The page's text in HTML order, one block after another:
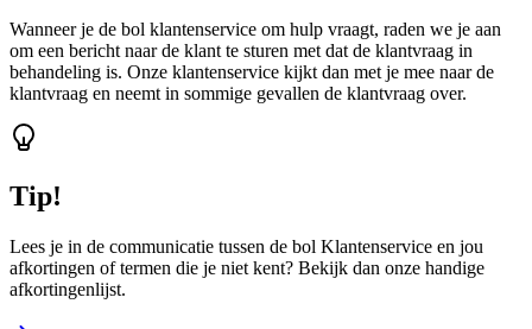
Wanneer je de bol klantenservice om hulp vraagt, raden we je aan
om een bericht naar de klant te sturen met dat de klantvraag in
behandeling is. Onze klantenservice kijkt dan met je mee naar de
klantvraag en neemt in sommige gevallen de klantvraag over.
Tip!
Lees je in de communicatie tussen de bol Klantenservice en jou
afkortingen of termen die je niet kent? Bekijk dan onze handige
afkortingenlijst.